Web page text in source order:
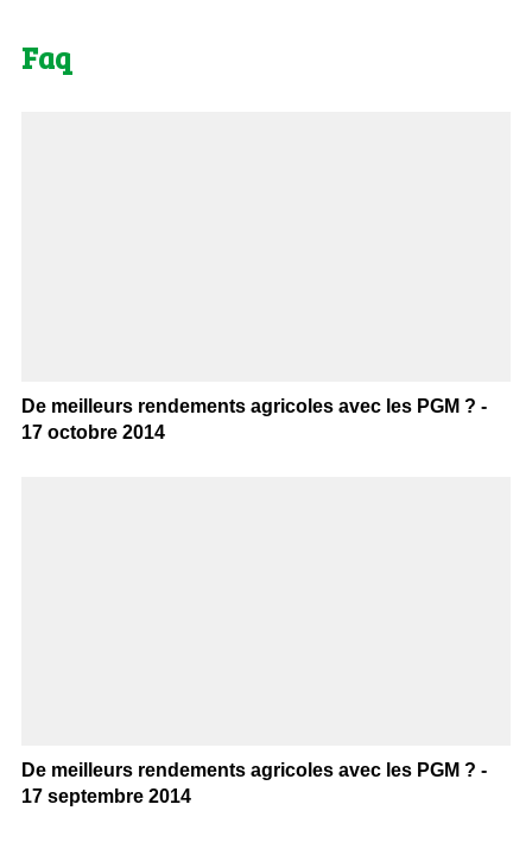
Faq
De meilleurs rendements agricoles avec les PGM ? -
17 octobre 2014
De meilleurs rendements agricoles avec les PGM ? -
17 septembre 2014